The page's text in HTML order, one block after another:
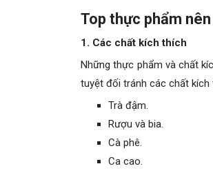
Top thực phẩm
1. Các chất kích thích
Những thực phẩm và chất
tuyệt đối tránh các chất kích
Trà đậm.
Rượu và bia.
Cà phê.
Ca cao.